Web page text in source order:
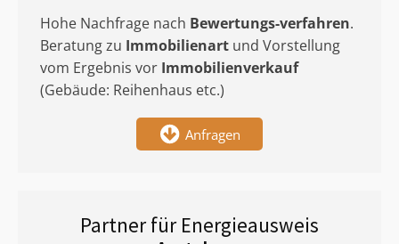
Hohe Nachfrage nach Bewertungs-verfahren.
Beratung zu Immobilienart und Vorstellung
vom Ergebnis vor Immobilienverkauf
(Gebäude: Reihenhaus etc.)
Anfragen
Partner für Energieausweis